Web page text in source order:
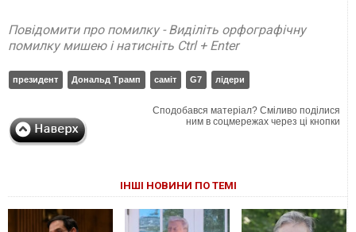
Повідомити про помилку - Виділіть орфографічну
помилку мишею і натисніть Ctrl + Enter
президент Дональд Трамп саміт G7 лідери
Сподобався матеріал? Сміливо поділися
ним в соцмережах через ці кнопки
ІНШІ НОВИНИ ПО ТЕМІ